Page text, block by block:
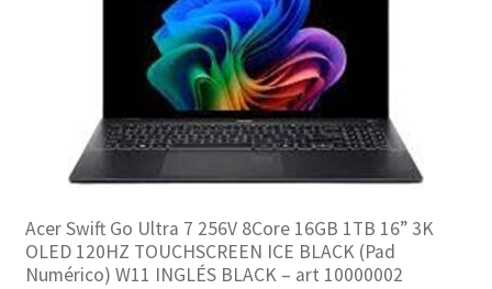
Acer Swift Go Ultra 7 256V 8Core 16GB 1TB 16” 3K
OLED 120HZ TOUCHSCREEN ICE BLACK (Pad
Numérico) W11 INGLÉS BLACK – art 10000002